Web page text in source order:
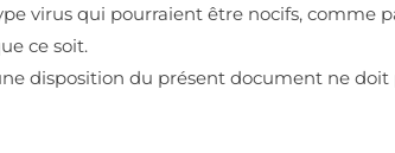
virus qui pourraient être nocifs, comme
ce soit.
disposition du présent document ne